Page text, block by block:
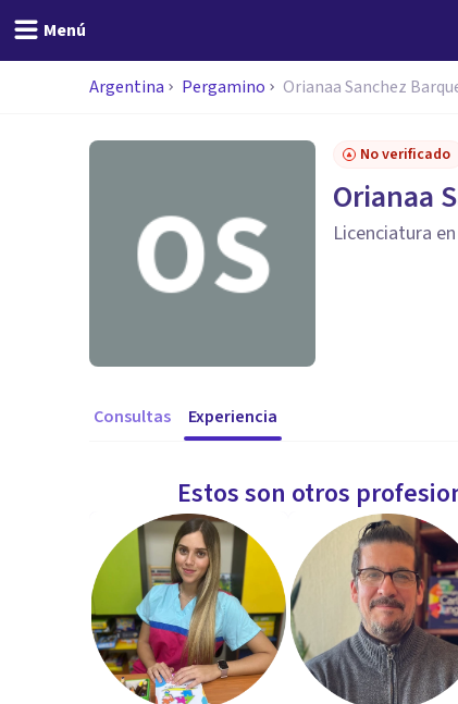
Menú
Argentina Pergamino Orianaa Sanchez
No verificado
Orianaa
Licenciatura
Consultas Experiencia
Estos son otros